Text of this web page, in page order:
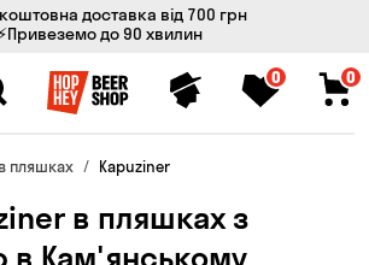
доставка від 700 грн
до 90 хвилин
0 0
пляшках Kapuziner
в пляшках з